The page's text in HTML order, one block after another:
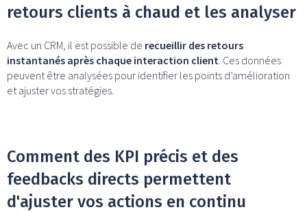
retours clients à chaud et les analyser
Avec un CRM, il est possible de recueillir des retours
instantanés après chaque interaction client . Ces données
peuvent être analysées pour identifier les points d’amélioration
et ajuster vos stratégies.
Comment des KPI précis et des
feedbacks directs permettent
d'ajuster vos actions en continu